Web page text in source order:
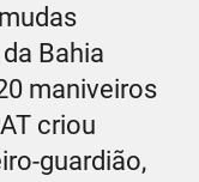
Bahia
maniveiros
criou
guardião,